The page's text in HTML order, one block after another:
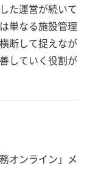
た運営が続いて
単なる施設管理
断して捉えなが
していく役割が
オンライン」メ